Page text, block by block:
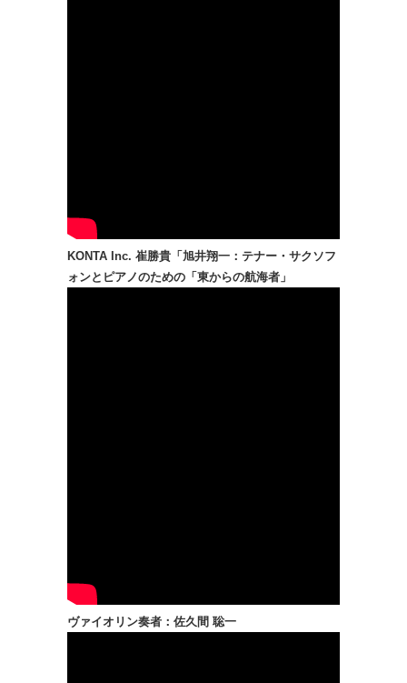
KONTA Inc. 崔勝貴「旭井翔一：テナー・サクソフ
ォンとピアノのための「東からの航海者」
ヴァイオリン奏者：佐久間 聡一